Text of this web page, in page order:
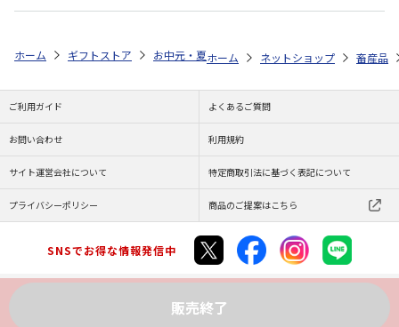
販売終了
ホーム ギフトストア お中元・夏ギフト特集 2026 ゆうゆうギフト
ホーム ネットショップ 畜産品
ご利用ガイド よくあるご質問
お問い合わせ 利用規約
サイト運営会社について 特定商取引法に基づく表記について
プライバシーポリシー 商品のご提案はこちら
SNSでお得な情報発信中